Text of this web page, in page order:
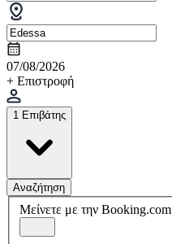
07/08/2026
+ Επιστροφή
1 Επιβάτης
Αναζήτηση
Μείνετε με την Booking.com